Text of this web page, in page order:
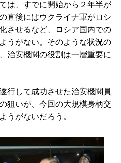
は、すでに開始から２年半が
直後にはウクライナ軍がロシ
させるなど、ロシア国内での
うがない。そのような状況の
治安機関の役割は一層重要に
行して成功させた治安機関員
狙いが、今回の大規模身柄交
うがないだろう。